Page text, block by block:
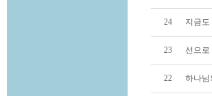
24 지금도
23 선으로
22 하나님